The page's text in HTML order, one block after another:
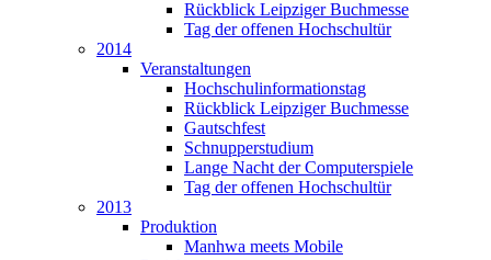
Rückblick Leipziger Buchmesse
Tag der offenen Hochschultür
2014
Veranstaltungen
Hochschulinformationstag
Rückblick Leipziger Buchmesse
Gautschfest
Schnupperstudium
Lange Nacht der Computerspiele
Tag der offenen Hochschultür
2013
Produktion
Manhwa meets Mobile